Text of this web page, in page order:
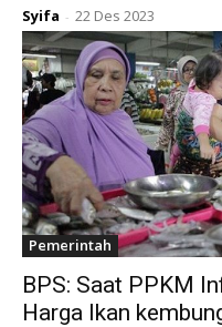
Syifa - 22 Des 2023
Pemerintah
BPS: Saat PPKM
Harga Ikan